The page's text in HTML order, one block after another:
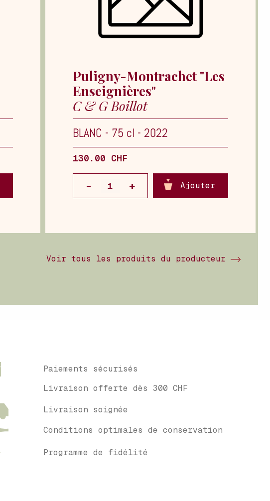
Puligny-Montrachet "Les
Enseignières"
C & G Boillot
BLANC - 75 cl - 2022
130.00 CHF
Ajouter
Voir tous les produits du producteur
Paiements sécurisés
Livraison offerte dès 300 CHF
Livraison soignée
Conditions optimales de conservation
Programme de fidélité